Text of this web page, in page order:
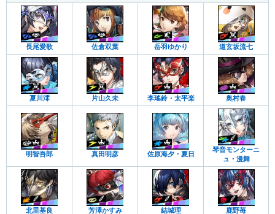
長尾愛歌 佐倉双葉 岳羽ゆかり 道玄坂流七
夏川澪 片山久未 李瑤鈴・太平楽 奥村春
明智吾郎 真田明彦 佐原海夕・夏日
琴音モンターニ
ュ・漫舞
北里基良 芳澤かすみ 結城理 鹿野苺